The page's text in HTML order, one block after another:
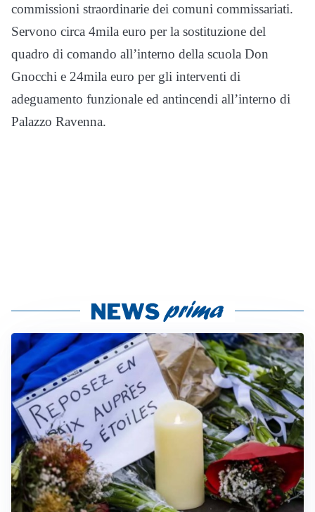
commissioni straordinarie dei comuni commissariati.
Servono circa 4mila euro per la sostituzione del
quadro di comando all’interno della scuola Don
Gnocchi e 24mila euro per gli interventi di
adeguamento funzionale ed antincendi all’interno di
Palazzo Ravenna.